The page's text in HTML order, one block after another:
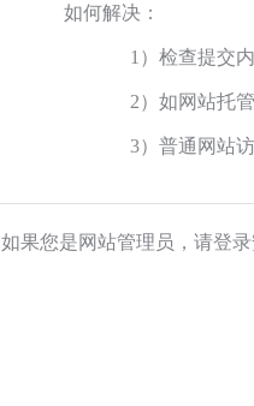
如何解决：
1）检查提交
2）如网站托
3）普通网站
如果您是网站管理员，请登